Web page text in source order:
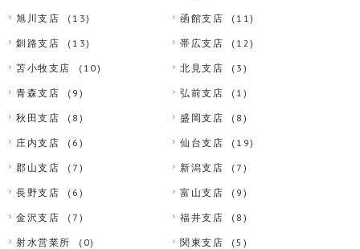
旭川支店 (13) 函館支店 (11)
釧路支店 (13) 帯広支店 (12)
苫小牧支店 (10) 北見支店 (3)
青森支店 (9) 弘前支店 (1)
秋田支店 (8) 盛岡支店 (8)
庄内支店 (6) 仙台支店 (19)
郡山支店 (7) 新潟支店 (7)
長野支店 (6) 富山支店 (9)
金沢支店 (7) 福井支店 (8)
射水営業所 (0) 関東支店 (5)